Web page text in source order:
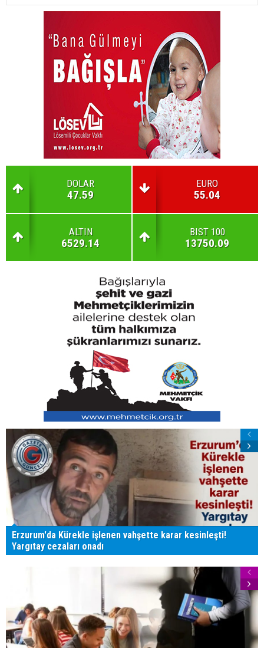
DOLAR
47.59
EURO
55.04
ALTIN
6529.14
BIST 100
13750.09
Erzurum'da Kürekle işlenen vahşette karar kesinleşti!
Yargıtay cezaları onadı